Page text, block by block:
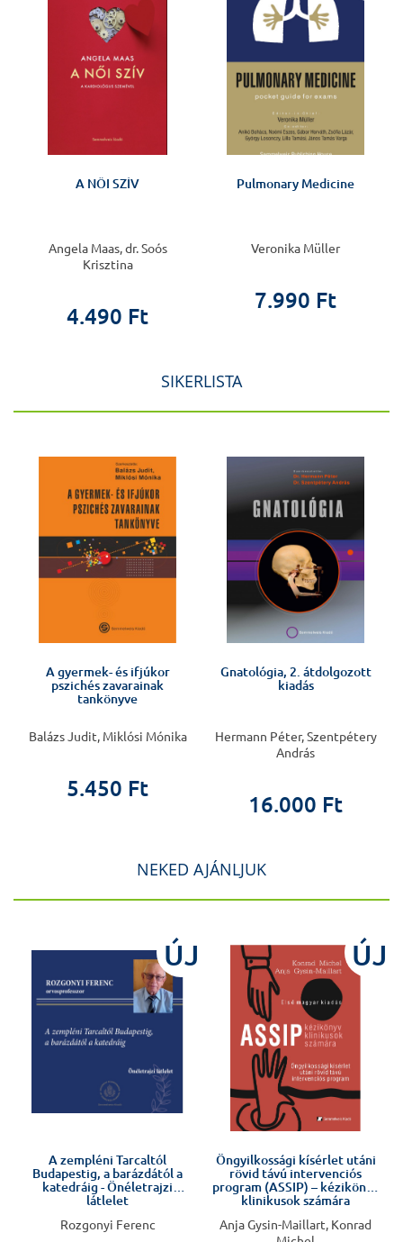
A NŐI SZÍV
Angela Maas, dr. Soós
Krisztina
4.490 Ft
Pulmonary Medicine
Veronika Müller
7.990 Ft
SIKERLISTA
A gyermek- és ifjúkor
pszichés zavarainak
tankönyve
Balázs Judit, Miklósi Mónika
5.450 Ft
Gnatológia, 2. átdolgozott
kiadás
Hermann Péter, Szentpétery
András
16.000 Ft
NEKED AJÁNLJUK
ÚJ
A zempléni Tarcaltól
Budapestig, a barázdától a
katedráig - Önéletrajzi
látlelet
Rozgonyi Ferenc
ÚJ
Öngyilkossági kísérlet utáni
rövid távú intervenciós
program (ASSIP) – kézikönyv
klinikusok számára
Anja Gysin-Maillart, Konrad